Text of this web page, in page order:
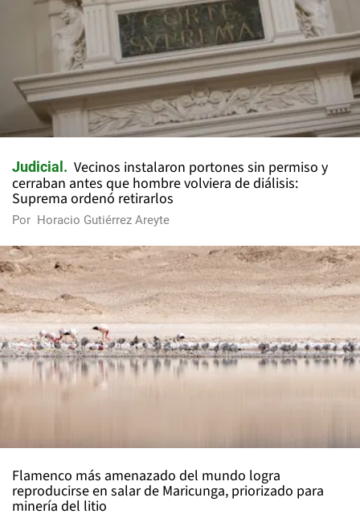
Judicial
Vecinos instalaron portones sin permiso y
cerraban antes que hombre volviera de diálisis:
Suprema ordenó retirarlos
Por Horacio Gutiérrez Areyte
Flamenco más amenazado del mundo logra
reproducirse en salar de Maricunga, priorizado para
minería del litio